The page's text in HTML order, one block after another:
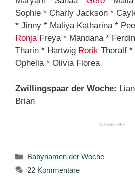
Sophie * Charly Jackson *
* Jinny * Maliya Katharina *
RonjaFreya * Mandana *
Tharin * Hartwig Rorik Thoralf *
Ophelia * Olivia Florea
Zwillingspaar der Woche:
Brian
Kategorien
Babynamen der Woche
22 Kommentare